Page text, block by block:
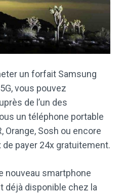
un forfait Samsung
vous pouvez
de l’un des
un téléphone portable
Orange, Sosh ou encore
de payer 24x gratuitement.
nouveau smartphone
déjà disponible chez la